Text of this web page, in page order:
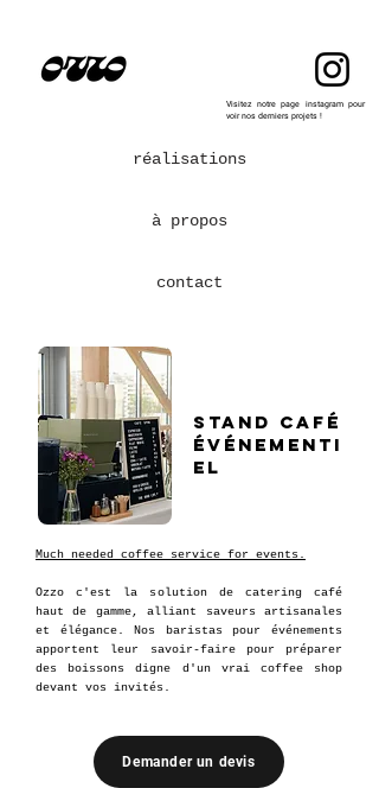
Visitez notre page instagram pour
voir nos derniers projets !
réalisations
à propos
contact
stand café
événementi
el
Much needed coffee service for events.
Ozzo c'est la solution de catering café
haut de gamme, alliant saveurs artisanales
et élégance. Nos baristas pour événements
apportent leur savoir-faire pour préparer
des boissons digne d'un vrai coffee shop
devant vos invités.
Demander un devis